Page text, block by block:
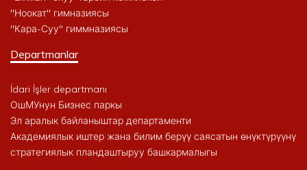
"Ноокат" гимназиясы
"Кара-Суу" гиммназиясы
Departmanlar
İdari İşler departmanı
ОшМУнун Бизнес паркы
Эл аралык байланыштар департаменти
Академиялык иштер жана билим берүү саясатын өнүктүрүүнү
стратегиялык пландаштыруу башкармалыгы